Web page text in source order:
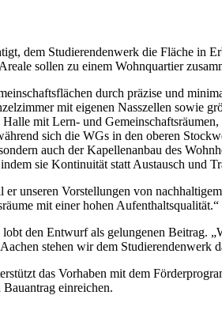
dem Studierendenwerk die Fläche in
sollen zu einem Wohnquartier
durch präzise und
mit eigenen Nasszellen sowie
mit Lern- und
sich die WGs in den oberen
auch der Kapellenanbau des
sie Kontinuität statt Austausch und
unseren Vorstellungen von
mit einer hohen Aufenthaltsqualität.“
den Entwurf als gelungenen Beitrag.
stehen wir dem Studierendenwerk
das Vorhaben mit dem
einreichen.